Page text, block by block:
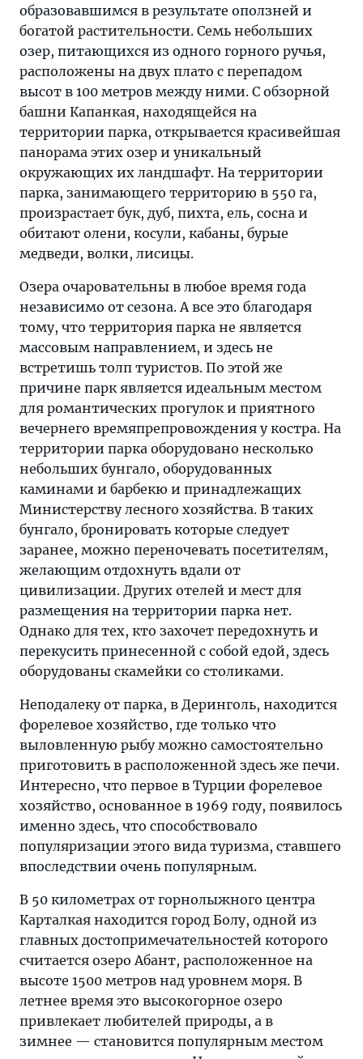
образовавшимся в результате оползней и
богатой растительности. Семь небольших
озер, питающихся из одного горного ручья,
расположены на двух плато с перепадом
высот в 100 метров между ними. С обзорной
башни Капанкая, находящейся на
территории парка, открывается красивейшая
панорама этих озер и уникальный
окружающих их ландшафт. На территории
парка, занимающего территорию в 550 га,
произрастает бук, дуб, пихта, ель, сосна и
обитают олени, косули, кабаны, бурые
медведи, волки, лисицы.
Озера очаровательны в любое время года
независимо от сезона. А все это благодаря
тому, что территория парка не является
массовым направлением, и здесь не
встретишь толп туристов. По этой же
причине парк является идеальным местом
для романтических прогулок и приятного
вечернего времяпрепровождения у костра. На
территории парка оборудовано несколько
небольших бунгало, оборудованных
каминами и барбекю и принадлежащих
Министерству лесного хозяйства. В таких
бунгало, бронировать которые следует
заранее, можно переночевать посетителям,
желающим отдохнуть вдали от
цивилизации. Других отелей и мест для
размещения на территории парка нет.
Однако для тех, кто захочет передохнуть и
перекусить принесенной с собой едой, здесь
оборудованы скамейки со столиками.
Неподалеку от парка, в Деринголь, находится
форелевое хозяйство, где только что
выловленную рыбу можно самостоятельно
приготовить в расположенной здесь же печи.
Интересно, что первое в Турции форелевое
хозяйство, основанное в 1969 году, появилось
именно здесь, что способствовало
популяризации этого вида туризма, ставшего
впоследствии очень популярным.
В 50 километрах от горнолыжного центра
Карталкая находится город Болу, одной из
главных достопримечательностей которого
считается озеро Абант, расположенное на
высоте 1500 метров над уровнем моря. В
летнее время это высокогорное озеро
привлекает любителей природы, а в
зимнее — становится популярным местом